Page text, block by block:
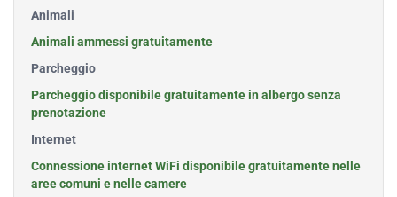
Animali
Animali ammessi gratuitamente
Parcheggio
Parcheggio disponibile gratuitamente in albergo senza
prenotazione
Internet
Connessione internet WiFi disponibile gratuitamente nelle
aree comuni e nelle camere